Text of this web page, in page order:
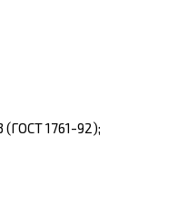
1761-92);